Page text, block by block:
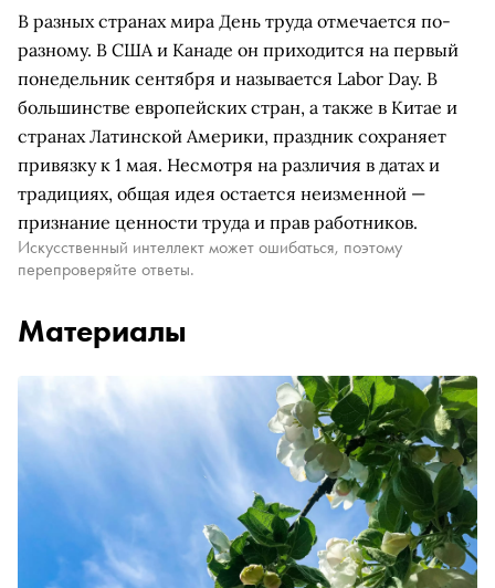
В разных странах мира День труда отмечается по-
разному. В США и Канаде он приходится на первый
понедельник сентября и называется Labor Day. В
большинстве европейских стран, а также в Китае и
странах Латинской Америки, праздник сохраняет
привязку к 1 мая. Несмотря на различия в датах и
традициях, общая идея остается неизменной —
признание ценности труда и прав работников.
Искусственный интеллект может ошибаться, поэтому
перепроверяйте ответы.
Материалы